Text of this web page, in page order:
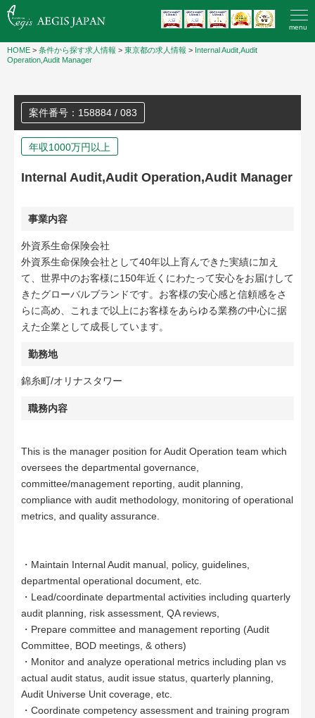
menu
HOME > 条件から探す求人情報 > 東京都の求人情報 > Internal Audit,Audit
Operation,Audit Manager
案件番号：158884 / 083
年収1000万円以上
Internal Audit,Audit Operation,Audit Manager
事業内容
外資系生命保険会社
外資系生命保険会社として40年以上育んできた実績に加え
て、世界中のお客様に150年近くにわたって安心をお届けして
きたグローバルブランドです。お客様の安心感と信頼感をさ
らに高め、これまで以上にお客様をあらゆる業務の中心に据
えた企業として成長しています。
勤務地
錦糸町/オリナスタワー
職務内容
This is the manager position for Audit Operation team which
oversees the departmental governance,
committee/management reporting, audit planning,
compliance with audit methodology, monitoring of operational
metrics, and quality assurance.
・Maintain Internal Audit manual, policy, guidelines,
departmental operational document, etc.
・Lead/coordinate departmental activities including quarterly
audit planning, risk assessment, QA reviews,
・Prepare committee and management reporting (Audit
Committee, BOD meetings, & others)
・Monitor and analyze operational metrics including plan vs
actual audit status, audit issue status, quarterly planning,
Audit Universe Unit coverage, etc.
・Coordinate competency assessment and training program